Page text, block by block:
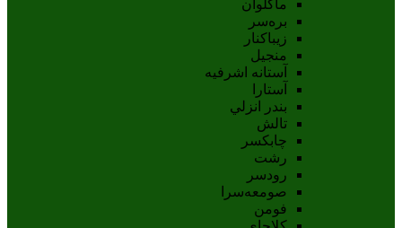
ماکلوان
بره‌سر
زیباکنار
منجیل
آستانه اشرفيه
آستارا
بندر انزلي
تالش
چابکسر
رشت
رودسر
صومعه‌سرا
فومن